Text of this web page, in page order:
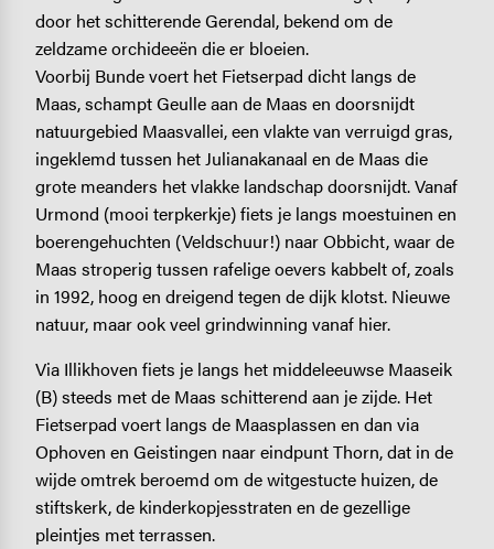
door het schitterende Gerendal, bekend om de
zeldzame orchideeën die er bloeien.
Voorbij Bunde voert het Fietserpad dicht langs de
Maas, schampt Geulle aan de Maas en doorsnijdt
natuurgebied Maasvallei, een vlakte van verruigd gras,
ingeklemd tussen het Julianakanaal en de Maas die
grote meanders het vlakke landschap doorsnijdt. Vanaf
Urmond (mooi terpkerkje) fiets je langs moestuinen en
boerengehuchten (Veldschuur!) naar Obbicht, waar de
Maas stroperig tussen rafelige oevers kabbelt of, zoals
in 1992, hoog en dreigend tegen de dijk klotst. Nieuwe
natuur, maar ook veel grindwinning vanaf hier.
Via Illikhoven fiets je langs het middeleeuwse Maaseik
(B) steeds met de Maas schitterend aan je zijde. Het
Fietserpad voert langs de Maasplassen en dan via
Ophoven en Geistingen naar eindpunt Thorn, dat in de
wijde omtrek beroemd om de witgestucte huizen, de
stiftskerk, de kinderkopjesstraten en de gezellige
pleintjes met terrassen.